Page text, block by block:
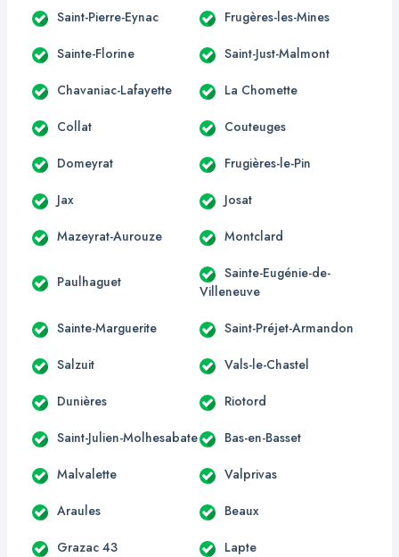
Saint-Pierre-Eynac Frugères-les-Mines
Sainte-Florine Saint-Just-Malmont
Chavaniac-Lafayette La Chomette
Collat Couteuges
Domeyrat Frugières-le-Pin
Jax Josat
Mazeyrat-Aurouze Montclard
Paulhaguet
Sainte-Eugénie-de-
Villeneuve
Sainte-Marguerite Saint-Préjet-Armandon
Salzuit Vals-le-Chastel
Dunières Riotord
Saint-Julien-Molhesabate Bas-en-Basset
Malvalette Valprivas
Araules Beaux
Grazac 43 Lapte